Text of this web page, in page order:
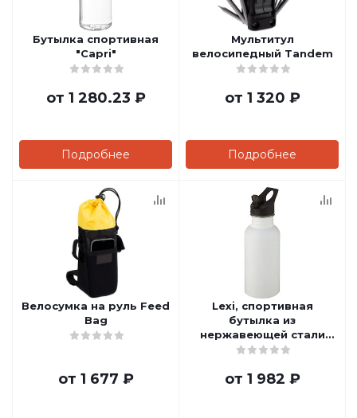
Бутылка спортивная
"Capri"
от 1 280.23 ₽
Подробнее
Мультитул
велосипедный Tandem
от 1 320 ₽
Подробнее
Велосумка на руль Feed
Bag
от 1 677 ₽
Lexi, спортивная
бутылка из
нержавеющей стали
объемом 500 мл
от 1 982 ₽